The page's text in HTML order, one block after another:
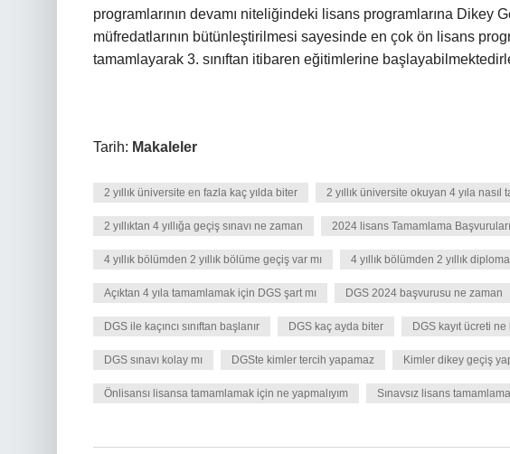
programlarının devamı niteliğindeki lisans programlarına Dikey
müfredatlarının bütünleştirilmesi sayesinde en çok ön lisans
tamamlayarak 3. sınıftan itibaren eğitimlerine
Tarih: Makaleler
2 yıllık üniversite en fazla kaç yılda biter 2 yıllık üniversite okuyan 4 yıla nasıl
2 yıllıktan 4 yıllığa geçiş sınavı ne zaman 2024 lisans Tamamlama
4 yıllık bölümden 2 yıllık bölüme geçiş var mı 4 yıllık bölümden 2 yıllık diploma
Açıktan 4 yıla tamamlamak için DGS şart mı DGS 2024 başvurusu ne zaman
DGS ile kaçıncı sınıftan başlanır DGS kaç ayda biter DGS kayıt ücreti
DGS sınavı kolay mı DGSte kimler tercih yapamaz Kimler dikey geçiş
Önlisansı lisansa tamamlamak için ne yapmalıyım Sınavsız lisans